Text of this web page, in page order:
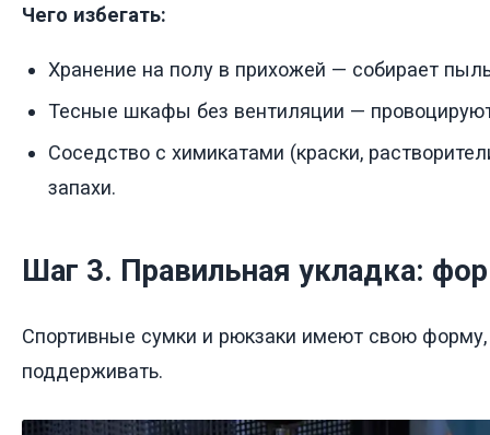
Чего избегать:
Хранение на полу в прихожей — собирает
Тесные шкафы без вентиляции —
Соседство с химикатами (краски,
запахи.
Шаг 3. Правильная укладка:
Спортивные сумки и рюкзаки имеют свою
поддерживать.